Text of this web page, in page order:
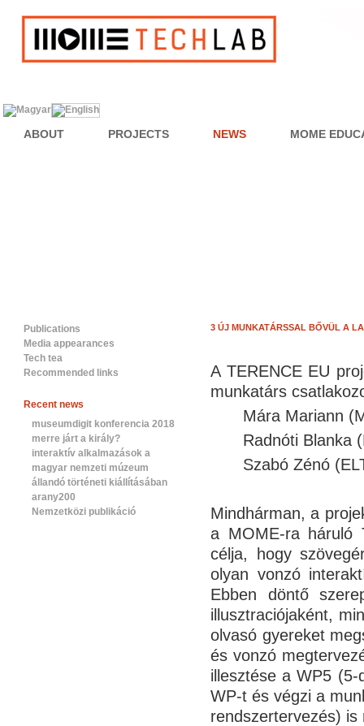
ABOUT PROJECTS NEWS MOME
Publications
Media appearances
Tech tea
Recommended links
Recent news
museumdigit konferencia 2018
merre járt a király?
interaktív alkalmazások a
magyar nemzeti múzeum
állandó történeti kiállításában
arany200
Nemzetközi publikáció
3 ÚJ MUNKATÁRSSAL BŐVÜL A
A TERENCE EU
munkatárs
Mára Mariann
Radnóti Blanka
Szabó Zénó
Mindhárman, a
a MOME-ra háruló
célja, hogy
olyan vonzó
Ebben döntő
illusztraciójaként,
olvasó gyereket
és vonzó
illesztése a WP5
WP-t és végzi a
rendszertervezés)